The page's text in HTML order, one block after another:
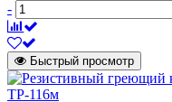
-
Быстрый просмотр